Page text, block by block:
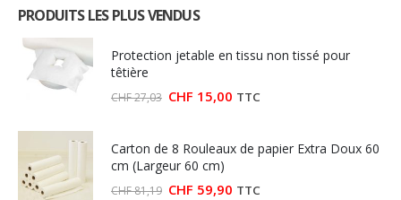
CHF 76,31.
PRODUITS LES PLUS VENDUS
Protection jetable en tissu non tissé pour
têtière
CHF27,03 Le
CHF 27,03.
CHF 15,00Le
CHF 15,00.
TTC
Carton de 8 Rouleaux de papier Extra Doux 60
cm (Largeur 60 cm)
CHF81,19 Le
CHF 59,90Le
TTC